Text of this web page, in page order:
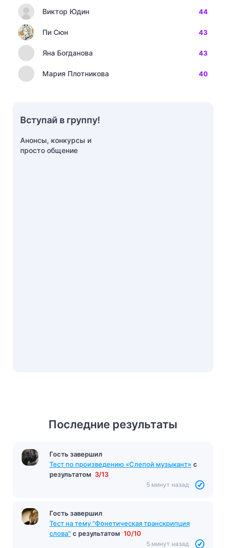
Последние результаты
Гость завершил
Тест по произведению «Слепой музыкант» с
результатом 3/13
5 минут назад
Гость завершил
Тест на тему "Фонетическая транскрипция
слова" с результатом 10/10
5 минут назад
Виктор Юдин 44
Пи Сюн 43
Яна Богданова 43
Мария Плотникова 40
Вступай в группу!
Анонсы, конкурсы и
просто общение